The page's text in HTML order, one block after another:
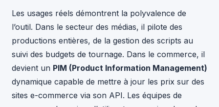
Les usages réels démontrent la polyvalence de
l’outil. Dans le secteur des médias, il pilote des
productions entières, de la gestion des scripts au
suivi des budgets de tournage. Dans le commerce, il
devient un PIM (Product Information Management)
dynamique capable de mettre à jour les prix sur des
sites e-commerce via son API. Les équipes de